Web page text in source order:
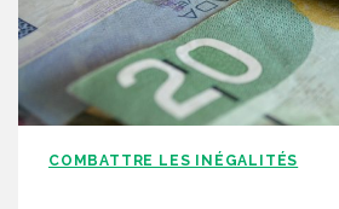
COMBATTRE LES INÉGALITÉS